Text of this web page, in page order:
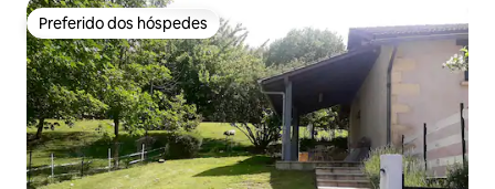
Preferido dos hóspedes
Preferido dos hóspedes